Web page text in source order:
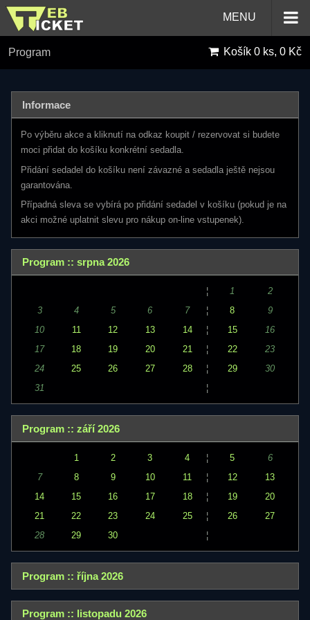
MENU
Program Košík 0 ks, 0 Kč
Informace
Po výběru akce a kliknutí na odkaz koupit / rezervovat si budete
moci přidat do košíku konkrétní sedadla.
Přidání sedadel do košíku není závazné a sedadla ještě nejsou
garantována.
Případná sleva se vybírá po přidání sedadel v košíku (pokud je na
akci možné uplatnit slevu pro nákup on-line vstupenek).
Program :: srpna 2026
¦ 1
2
3
4 5 6 7 ¦ 8
9
10
11 12 13 14 ¦ 15
16
17
18 19 20 21 ¦ 22
23
24
25 26 27 28 ¦ 29
30
31
¦
Program :: září 2026
1 2 3 4 ¦ 5
6
7
8 9 10 11 ¦ 12
13
14
15 16 17 18 ¦ 19
20
21
22 23 24 25 ¦ 26
27
28
29 30 ¦
Program :: října 2026
Program :: listopadu 2026